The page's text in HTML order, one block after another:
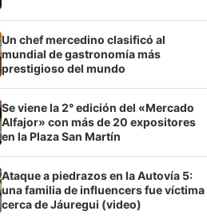
Un chef mercedino clasificó al
mundial de gastronomía más
prestigioso del mundo
Se viene la 2° edición del «Mercado
Alfajor» con más de 20 expositores
en la Plaza San Martín
Ataque a piedrazos en la Autovía 5:
una familia de influencers fue víctima
cerca de Jáuregui (video)